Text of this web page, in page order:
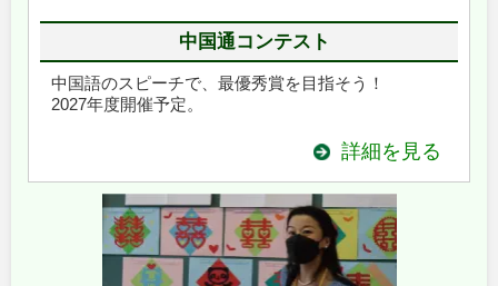
中国通コンテスト
中国語のスピーチで、最優秀賞を目指そう！
2027年度開催予定。
詳細を見る